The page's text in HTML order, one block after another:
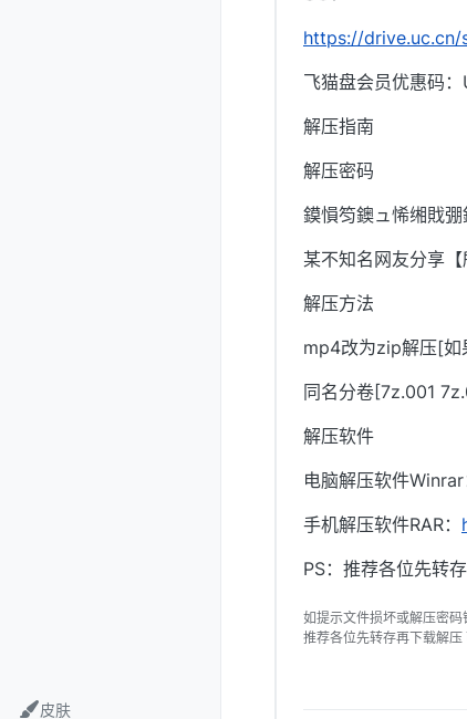
皮肤
https://drive.uc.cn/
飞猫盘会员优惠码：
解压指南
解压密码
鏌愪笉鐭ュ悕缃戝弸
某不知名网友分享【
解压方法
mp4改为zip解压[如
同名分卷[7z.001
解压软件
电脑解压软件Winrar
手机解压软件RAR：
PS：推荐各位先转
如提示文件损坏或解压密
推荐各位先转存再下载解